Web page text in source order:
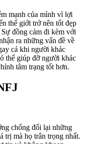
mạnh của mình vì lợi
thế giới trở nên tốt đẹp
đồng cảm đi kèm với
ra những vấn đề về
cả khi người khác
thể giúp đỡ người khác
tâm trạng tốt hơn.
chống đối lại những
trị mà họ trân trọng nhất.